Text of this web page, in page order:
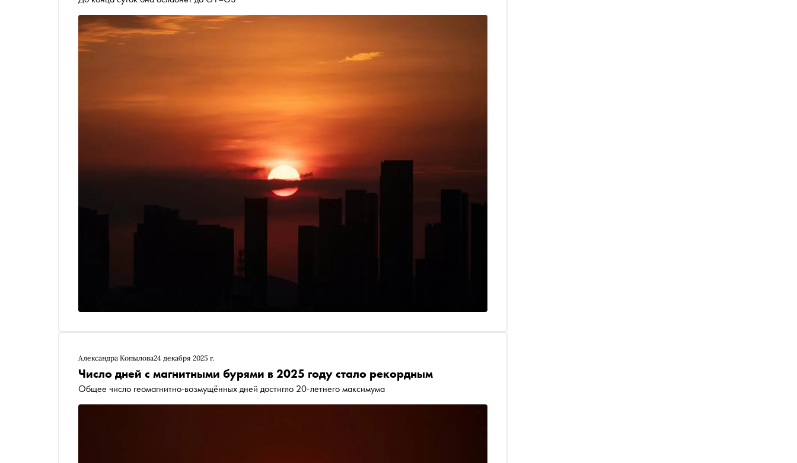
Александра Копылова24 декабря 2025 г.
Число дней с магнитными бурями в 2025 году стало рекордным
Общее число геомагнитно-возмущённых дней достигло 20-летнего максимума